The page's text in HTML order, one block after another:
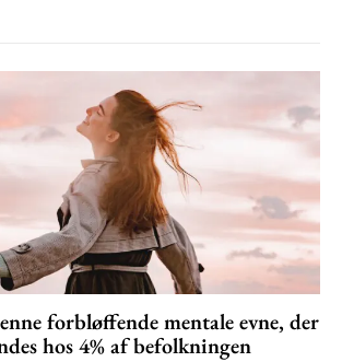
forbløffende mentale evne, der
hos 4% af befolkningen